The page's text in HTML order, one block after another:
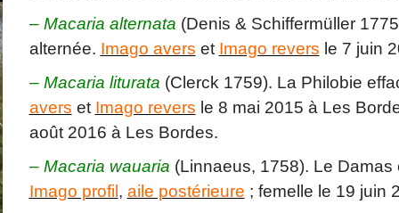
– Macaria alternata (Denis & Schiffermüller
alternée. Imago avers et Imago revers le 7 juin
– Macaria liturata (Clerck 1759). La Philobie
avers et Imago revers le 8 mai 2015 à Les
août 2016 à Les Bordes.
– Macaria wauaria (Linnaeus, 1758). Le
Imago profil , aile postérieure ; femelle le 19 juin